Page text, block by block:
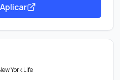
Aplicar
York Life